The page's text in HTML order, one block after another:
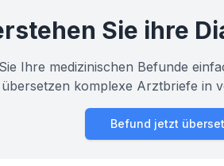
Sie ihre
Ihre medizinischen Befunde
übersetzen komplexe Arztbriefe in
Befund jetzt